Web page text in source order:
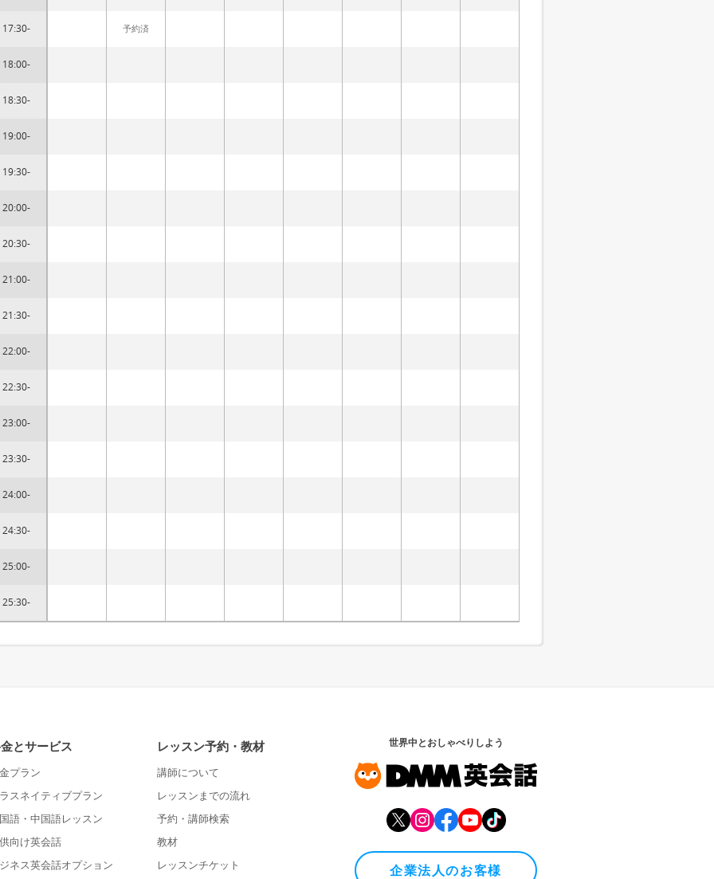
17:30-
18:00-
18:30-
19:00-
19:30-
20:00-
20:30-
21:00-
21:30-
22:00-
22:30-
23:00-
23:30-
24:00-
24:30-
25:00-
25:30-
予約済
とサービス
プラン
スネイティブプラン
語・中国語レッスン
向け英会話
ネス英会話オプション
レッスン予約・教材
講師について
レッスンまでの流れ
予約・講師検索
教材
レッスンチケット
世界中とおしゃべりしよう
企業法人のお客様